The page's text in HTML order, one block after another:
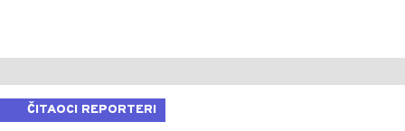
ČITAOCI REPORTERI